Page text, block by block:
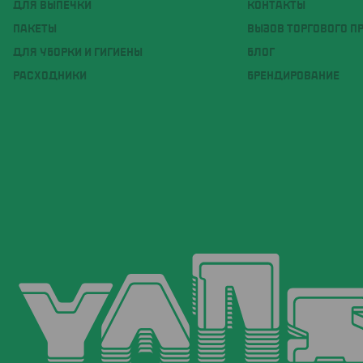
ДЛЯ ВЫПЕЧКИ
ПАКЕТЫ
ДЛЯ УБОРКИ И ГИГИЕНЫ
РАСХОДНИКИ
КОНТАКТЫ
ВЫЗОВ ТОРГОВОГО
БЛОГ
БРЕНДИРОВАНИЕ